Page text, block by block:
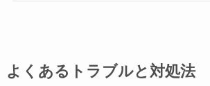
よくあるトラブルと対処法